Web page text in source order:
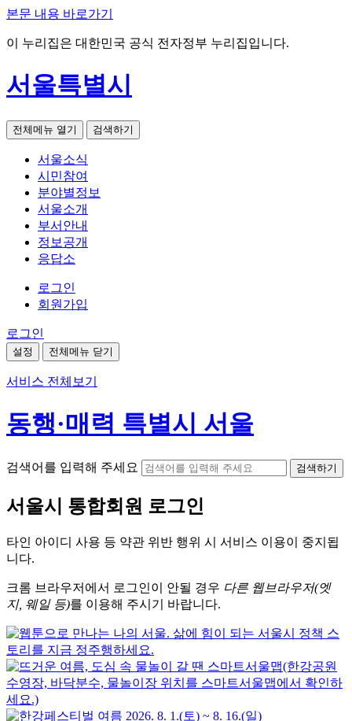
본문 내용 바로가기
이 누리집은 대한민국 공식 전자정부 누리집입니다.
서울특별시
전체메뉴 열기 검색하기
서울소식
시민참여
분야별정보
서울소개
부서안내
정보공개
응답소
로그인
회원가입
로그인
설정 전체메뉴 닫기
서비스 전체보기
동행·매력 특별시 서울
검색어를 입력해 주세요 검색하기
서울시 통합회원 로그인
타인 아이디 사용 등 약관 위반 행위 시 서비스 이용이 중지됩
니다.
크롬 브라우저에서 로그인이 안될 경우 다른 웹브라우저(엣
지, 웨일 등)를 이용해 주시기 바랍니다.